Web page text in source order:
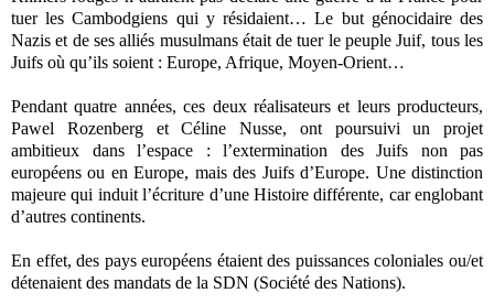
tuer les Cambodgiens qui y résidaient… Le but génocidaire des
Nazis et de ses alliés musulmans était de tuer le peuple Juif, tous les
Juifs où qu’ils soient : Europe, Afrique, Moyen-Orient…
Pendant quatre années, ces deux réalisateurs et leurs producteurs,
Pawel Rozenberg et Céline Nusse, ont poursuivi un projet
ambitieux dans l’espace : l’extermination des Juifs non pas
européens ou en Europe, mais des Juifs d’Europe. Une distinction
majeure qui induit l’écriture d’une Histoire différente, car englobant
d’autres continents.
En effet, des pays européens étaient des puissances coloniales ou/et
détenaient des mandats de la SDN (Société des Nations).